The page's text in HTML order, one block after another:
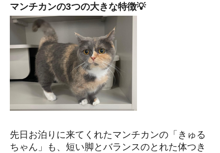
マンチカンの3つの大きな特徴💡
先日お泊りに来てくれたマンチカンの「きゅる
ちゃん」も、短い脚とバランスのとれた体つき